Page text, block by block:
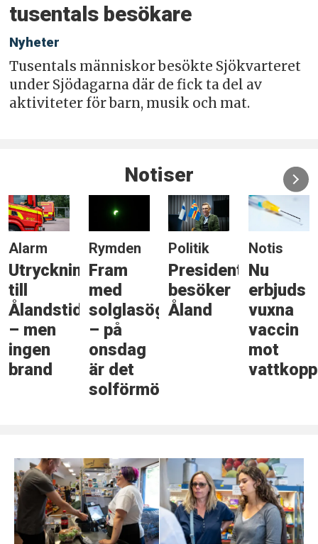
tusentals besökare
Nyheter
Tusentals människor besökte Sjökvarteret
under Sjödagarna där de fick ta del av
aktiviteter för barn, musik och mat.
Notiser
Politik
Presidenten
besöker
Åland
Notis
Nu
erbjuds
vuxna
vaccin
mot
vattkoppor
Notis
Trafikreglering
under
Kulturnatten
Kultur
Dolly
Style
till